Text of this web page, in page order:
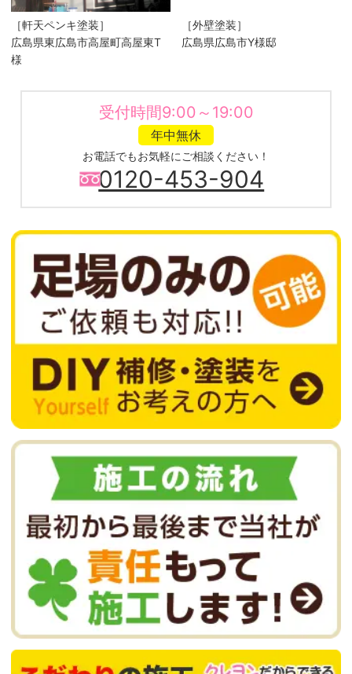
［軒天ペンキ塗装］
広島県東広島市高屋町高屋東T
様
［外壁塗装］
広島県広島市Y様邸
受付時間9:00～19:00
年中無休
お電話でもお気軽にご相談ください！
0120-453-904